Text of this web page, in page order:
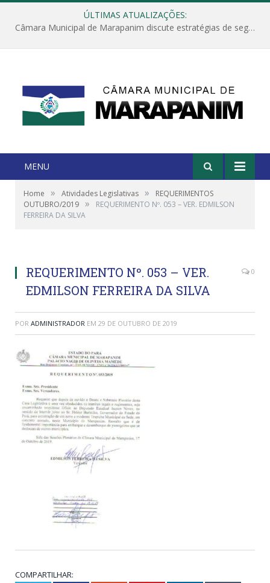
ÚLTIMAS ATUALIZAÇÕES:
Câmara Municipal de Marapanim discute estratégias de segurança com autoridades e poder executivo
MENU
Home » Atividades Legislativas »
REQUERIMENTOS
OUTUBRO/2019 »
REQUERIMENTO Nº. 053 – VER. EDMILSON
FERREIRA DA SILVA
REQUERIMENTO Nº. 053 – VER.
EDMILSON FERREIRA DA SILVA
0
POR ADMINISTRADOR EM 29 DE OUTUBRO DE 2019
COMPARTILHAR: